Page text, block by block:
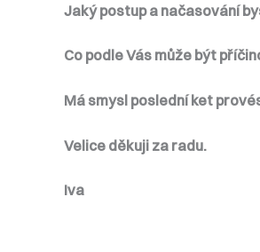
Jaký postup a načasování
Co podle Vás může být
Má smysl poslední ket
Velice děkuji za radu.
Iva